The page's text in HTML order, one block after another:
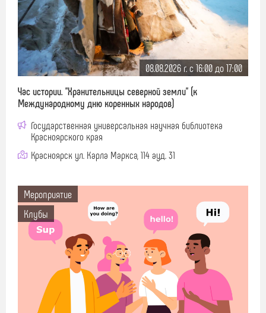
08.08.2026 г. c 16:00 до 17:00
Час истории. "Хранительницы северной земли" (к
Международному дню коренных народов)
Государственная универсальная научная библиотека
Красноярского края
Красноярск ул. Карла Маркса, 114 ауд. 31
Мероприятие
Клубы